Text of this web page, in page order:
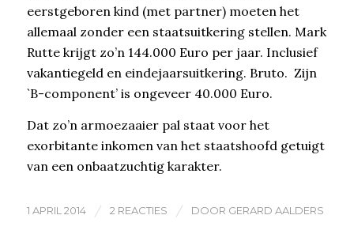
eerstgeboren kind (met partner) moeten het
allemaal zonder een staatsuitkering stellen. Mark
Rutte krijgt zo’n 144.000 Euro per jaar. Inclusief
vakantiegeld en eindejaarsuitkering. Bruto. Zijn
`B-component’ is ongeveer 40.000 Euro.
Dat zo’n armoezaaier pal staat voor het
exorbitante inkomen van het staatshoofd getuigt
van een onbaatzuchtig karakter.
1 APRIL 2014 / 2 REACTIES / DOOR GERARD AALDERS